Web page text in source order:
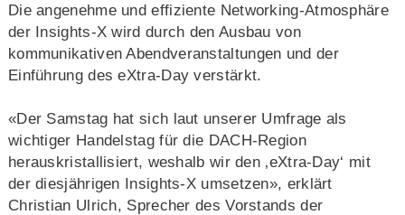
Die angenehme und effiziente Networking-Atmosphäre
der Insights-X wird durch den Ausbau von
kommunikativen Abendveranstaltungen und der
Einführung des eXtra-Day verstärkt.
«Der Samstag hat sich laut unserer Umfrage als
wichtiger Handelstag für die DACH-Region
herauskristallisiert, weshalb wir den ‚eXtra-Day‘ mit
der diesjährigen Insights-X umsetzen», erklärt
Christian Ulrich, Sprecher des Vorstands der